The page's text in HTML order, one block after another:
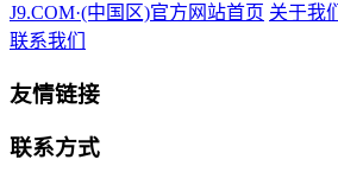
J9.COM·(中国区)官方网站首页 关于我们
联系我们
友情链接
联系方式